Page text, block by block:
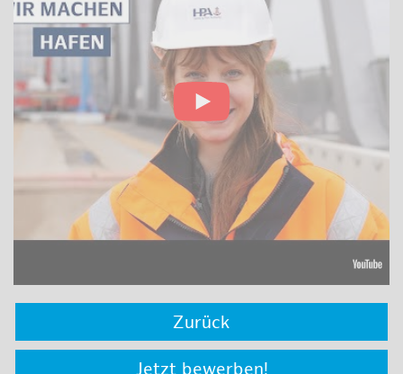
Zurück
Jetzt bewerben!